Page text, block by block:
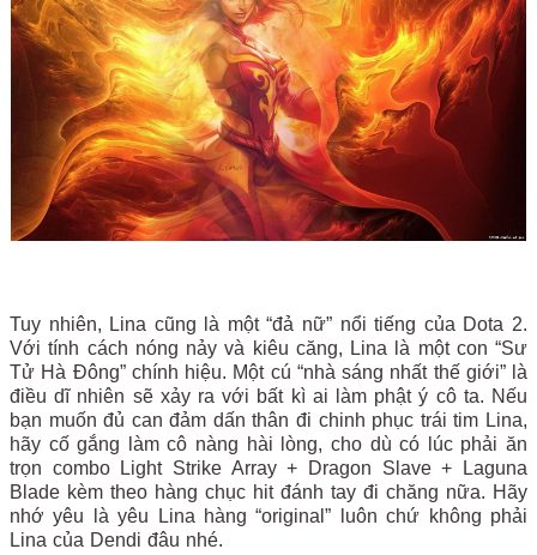
Tuy nhiên, Lina cũng là một “đả nữ” nổi tiếng của Dota 2.
Với tính cách nóng nảy và kiêu căng, Lina là một con “Sư
Tử Hà Đông” chính hiệu. Một cú “nhà sáng nhất thế giới” là
điều dĩ nhiên sẽ xảy ra với bất kì ai làm phật ý cô ta. Nếu
bạn muốn đủ can đảm dấn thân đi chinh phục trái tim Lina,
hãy cố gắng làm cô nàng hài lòng, cho dù có lúc phải ăn
trọn combo Light Strike Array + Dragon Slave + Laguna
Blade kèm theo hàng chục hit đánh tay đi chăng nữa. Hãy
nhớ yêu là yêu Lina hàng “original” luôn chứ không phải
Lina của Dendi đâu nhé.